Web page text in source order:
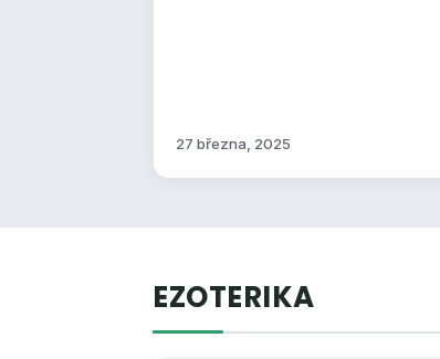
27 března, 2025
EZOTERIKA